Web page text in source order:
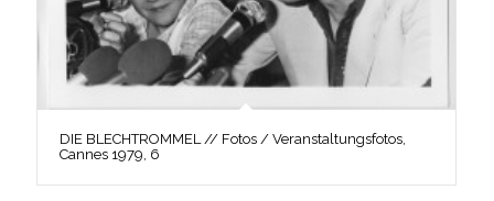
DIE BLECHTROMMEL // Fotos / Veranstaltungsfotos,
Cannes 1979, 6